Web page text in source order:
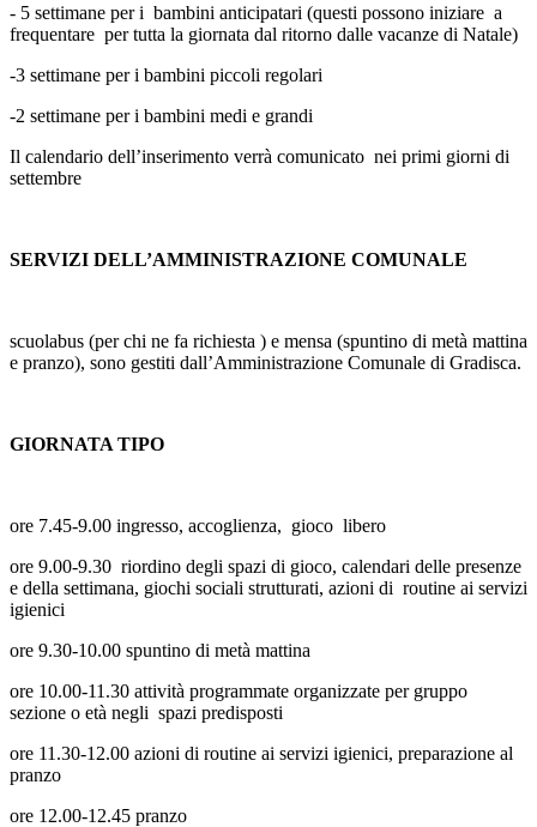
- 5 settimane per i bambini anticipatari (questi possono iniziare a
frequentare per tutta la giornata dal ritorno dalle vacanze di Natale)
-3 settimane per i bambini piccoli regolari
-2 settimane per i bambini medi e grandi
Il calendario dell’inserimento verrà comunicato nei primi giorni di
settembre
SERVIZI DELL’AMMINISTRAZIONE COMUNALE
scuolabus (per chi ne fa richiesta ) e mensa (spuntino di metà mattina
e pranzo), sono gestiti dall’Amministrazione Comunale di Gradisca.
GIORNATA TIPO
ore 7.45-9.00 ingresso, accoglienza, gioco libero
ore 9.00-9.30 riordino degli spazi di gioco, calendari delle presenze
e della settimana, giochi sociali strutturati, azioni di routine ai servizi
igienici
ore 9.30-10.00 spuntino di metà mattina
ore 10.00-11.30 attività programmate organizzate per gruppo
sezione o età negli spazi predisposti
ore 11.30-12.00 azioni di routine ai servizi igienici, preparazione al
pranzo
ore 12.00-12.45 pranzo